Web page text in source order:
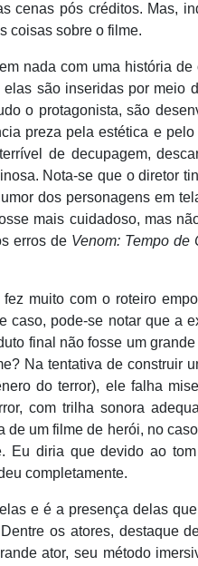
cenas pós créditos. Mas,
coisas sobre o filme.
nada com uma história
são inseridas por meio
o protagonista, são
preza pela estética e
de decupagem,
Nota-se que o diretor
dos personagens em
mais cuidadoso, mas
erros de Venom: Tempo de
muito com o roteiro
caso, pode-se notar que a
final não fosse um
Na tentativa de construir
do terror), ele falha
com trilha sonora
de um filme de herói, no
Eu diria que devido ao
completamente.
eé a presença delas que
os atores, destaque
ator, seu método